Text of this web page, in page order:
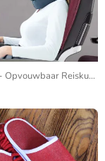
Nekkussen - Opvouwbaar Reiskussen